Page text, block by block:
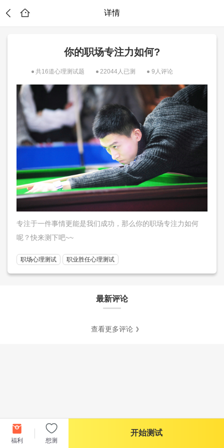
详情
你的职场专注力如何?
共16道心理测试题 22044人已测 9人评论
专注于一件事情更能是我们成功，那么你的职场专注力如何
呢？快来测下吧~~
职场心理测试 职业胜任心理测试
最新评论
查看更多评论
福利 想测
开始测试